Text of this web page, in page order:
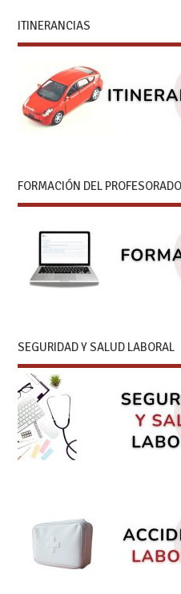
ITINERANCIAS
FORMACIÓN DEL PROFESORADO
SEGURIDAD Y SALUD LABORAL